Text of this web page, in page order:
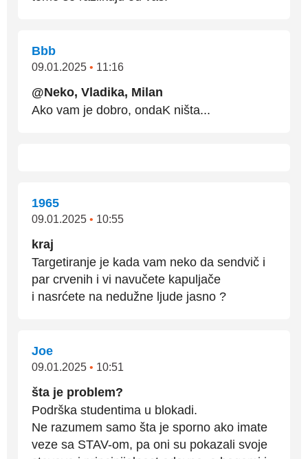
Bbb
09.01.2025 • 11:16
@Neko, Vladika, Milan
Ako vam je dobro, ondaK ništa...
1965
09.01.2025 • 10:55
kraj
Targetiranje je kada vam neko da sendvič i
par crvenih i vi navučete kapuljače
i nasrćete na nedužne ljude jasno ?
Joe
09.01.2025 • 10:51
šta je problem?
Podrška studentima u blokadi.
Ne razumem samo šta je sporno ako imate
veze sa STAV-om, pa oni su pokazali svoje